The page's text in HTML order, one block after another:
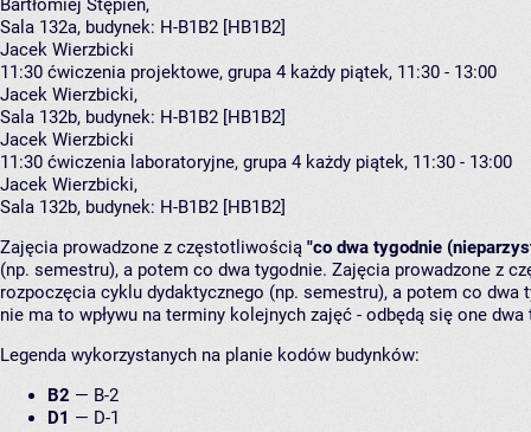
Bartłomiej Stępień,
Sala 132a, budynek: H-B1B2 [HB1B2]
Jacek Wierzbicki
11:30 ćwiczenia projektowe, grupa 4 każdy piątek, 11:30 - 13:00
Jacek Wierzbicki,
Sala 132b, budynek: H-B1B2 [HB1B2]
Jacek Wierzbicki
11:30 ćwiczenia laboratoryjne, grupa 4 każdy piątek, 11:30 - 13:00
Jacek Wierzbicki,
Sala 132b, budynek: H-B1B2 [HB1B2]
Zajęcia prowadzone z częstotliwością "co dwa tygodnie
(np. semestru), a potem co dwa tygodnie. Zajęcia prowadzone z
rozpoczęcia cyklu dydaktycznego (np. semestru), a potem co
nie ma to wpływu na terminy kolejnych zajęć - odbędą się one
Legenda wykorzystanych na planie kodów budynków:
B2 — B-2
D1 — D-1